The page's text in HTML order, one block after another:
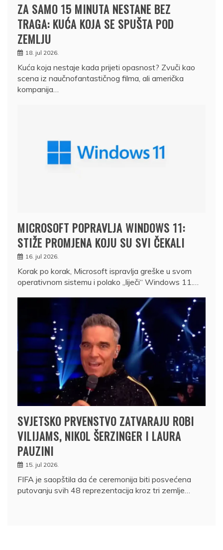
ZA SAMO 15 MINUTA NESTANE BEZ
TRAGA: KUĆA KOJA SE SPUŠTA POD
ZEMLJU
18. jul 2026.
Kuća koja nestaje kada prijeti opasnost? Zvuči kao
scena iz naučnofantastičnog filma, ali američka
kompanija…
MICROSOFT POPRAVLJA WINDOWS 11:
STIŽE PROMJENA KOJU SU SVI ČEKALI
16. jul 2026.
Korak po korak, Microsoft ispravlja greške u svom
operativnom sistemu i polako „liječi“ Windows 11.…
SVJETSKO PRVENSTVO ZATVARAJU ROBI
VILIJAMS, NIKOL ŠERZINGER I LAURA
PAUZINI
15. jul 2026.
FIFA je saopštila da će ceremonija biti posvećena
putovanju svih 48 reprezentacija kroz tri zemlje…